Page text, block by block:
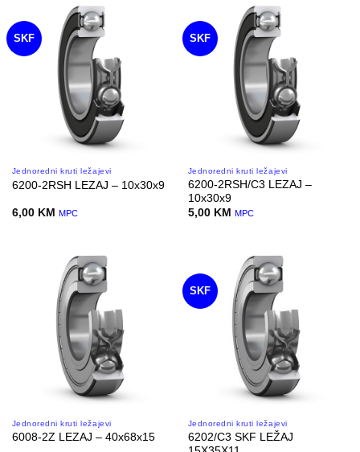
SKF
Jednoredni kruti ležajevi
6200-2RSH LEZAJ – 10x30x9
6,00 KM MPC
SKF
Jednoredni kruti ležajevi
6200-2RSH/C3 LEZAJ –
10x30x9
5,00 KM MPC
Jednoredni kruti ležajevi
6008-2Z LEZAJ – 40x68x15
SKF
Jednoredni kruti ležajevi
6202/C3 SKF LEŽAJ